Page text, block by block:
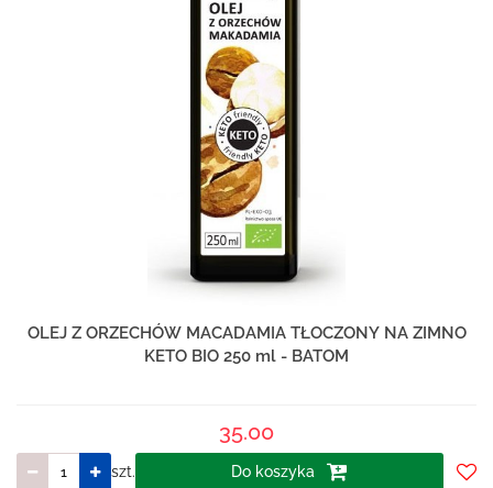
OLEJ Z ORZECHÓW MACADAMIA TŁOCZONY NA ZIMNO
KETO BIO 250 ml - BATOM
35.00
szt. Do koszyka